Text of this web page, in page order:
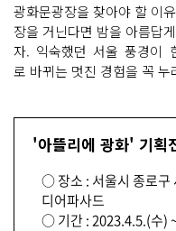
광화문광장을 찾아야 할 이
장을 거닌다면 밤을 아름답
자. 익숙했던 서울 풍경이
로 바뀌는 멋진 경험을 꼭 누
'아뜰리에 광화' 기획
○ 장소 : 서울시 종로구
디어파사드
○ 기간 : 2023.4.5.(수)